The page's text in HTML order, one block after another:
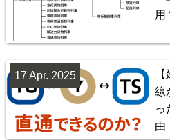
神奈川臨海鉄道配
楽天市場 書泉 BOOTH
用
線
っ
由
17 Apr. 2025